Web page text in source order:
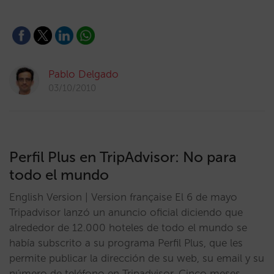
Pablo Delgado
03/10/2010
Perfil Plus en TripAdvisor: No para
todo el mundo
English Version | Version française El 6 de mayo
Tripadvisor lanzó un anuncio oficial diciendo que
alrededor de 12.000 hoteles de todo el mundo se
había subscrito a su programa Perfil Plus, que les
permite publicar la dirección de su web, su email y su